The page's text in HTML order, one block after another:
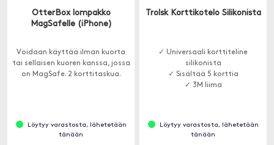
OtterBox lompakko
MagSafelle (iPhone)
Voidaan käyttää ilman kuorta
tai sellaisen kuoren kanssa, jossa
on MagSafe. 2 korttitaskua.
Löytyy varastosta, lähetetään
tänään
Trolsk Korttikotelo Silikonista
✓ Universaali korttiteline
silikonista
✓ Sisältää 5 korttia
✓ 3M liima
Löytyy varastosta, lähetetään
tänään